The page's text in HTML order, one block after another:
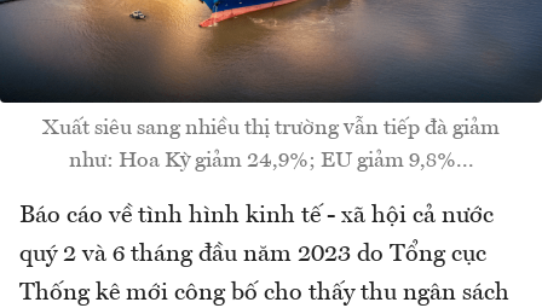
Xuất siêu sang nhiều thị trường vẫn tiếp đà giảm
như: Hoa Kỳ giảm 24,9%; EU giảm 9,8%...
Báo cáo về tình hình kinh tế - xã hội cả nước
quý 2 và 6 tháng đầu năm 2023 do Tổng cục
Thống kê mới công bố cho thấy thu ngân sách